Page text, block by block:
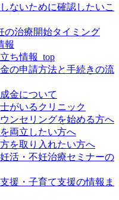
ないために確認したいこ
の治療開始タイミング
報
ち情報_top
の申請方法と手続きの流
金について
がいるクリニック
ンセリングを始める方へ
両立したい方へ
を取り入れたい方へ
活・不妊治療セミナーの
援・子育て支援の情報ま